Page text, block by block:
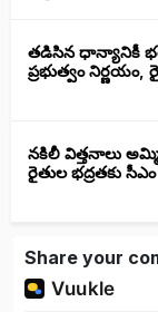
తడిసిన ధాన్యానికీ
ప్రభుత్వం నిర్ణయం,
నకిలీ విత్తనాలు
రైతుల భద్రతకు
Share your